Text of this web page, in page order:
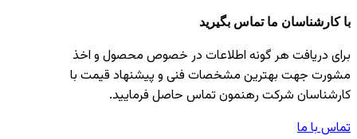
با کارشناسان ما تماس بگیرید
برای دریافت هر گونه اطلاعات در خصوص محصول و اخذ
مشورت جهت بهترین مشخصات فنی و پیشنهاد قیمت با
کارشناسان شرکت رهنمون تماس حاصل فرمایید.
تماس با ما